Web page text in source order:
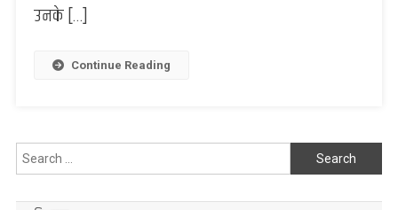
हैं
उनके […]
Continue Reading
Search
for: